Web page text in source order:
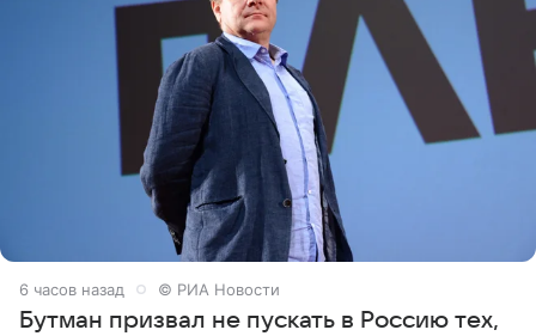
6 часов назад © РИА Новости
Бутман призвал не пускать в Россию тех,